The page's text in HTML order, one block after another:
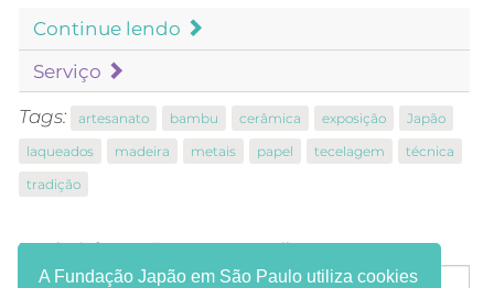
Continue lendo
Serviço
Tags: artesanato bambu cerâmica exposição
Japão
laqueados
madeira metais papel tecelagem
técnica
tradição
Receba informações em seu e-mail:
A Fundação Japão em São Paulo utiliza cookies